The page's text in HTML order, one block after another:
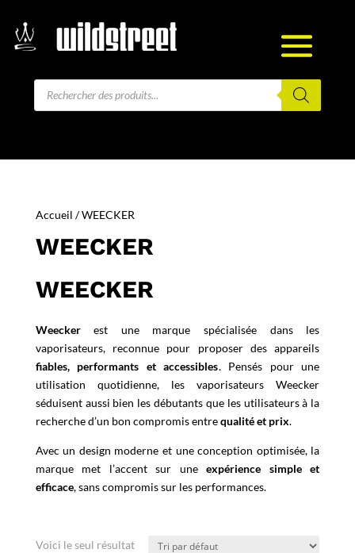
Recherche
Accueil / WEECKER
WEECKER
WEECKER
Weeckerest une marque spécialisée dans les
vaporisateurs, reconnue pour proposer des appareils
fiables, performants et accessibles. Pensés pour une
utilisation quotidienne, les vaporisateurs Weecker
séduisent aussi bien les débutants que les utilisateurs à la
recherche d’un bon compromis entrequalité et prix.
Avec un design moderne et une conception optimisée, la
marque met l’accent sur uneexpérience simple et
efficace, sans compromis sur les performances.
Voici le seul résultat